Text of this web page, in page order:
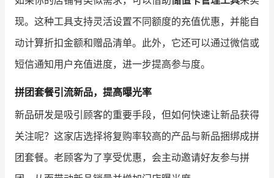
现。这种工具支持灵活设置不同额度的充值优惠，并能自
动计算折扣金额和赠品清单。此外，它还可以通过微信或
短信通知用户充值进度，进一步提高参与度。
拼团套餐引流新品，提高曝光率
新品研发是吸引顾客的重要手段，但如何快速让新品获得
关注呢？这家店选择将复购率较高的产品与新品捆绑成拼
团套餐。老顾客为了享受优惠，会主动邀请好友参与拼